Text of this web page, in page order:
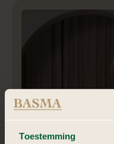
Toestemming